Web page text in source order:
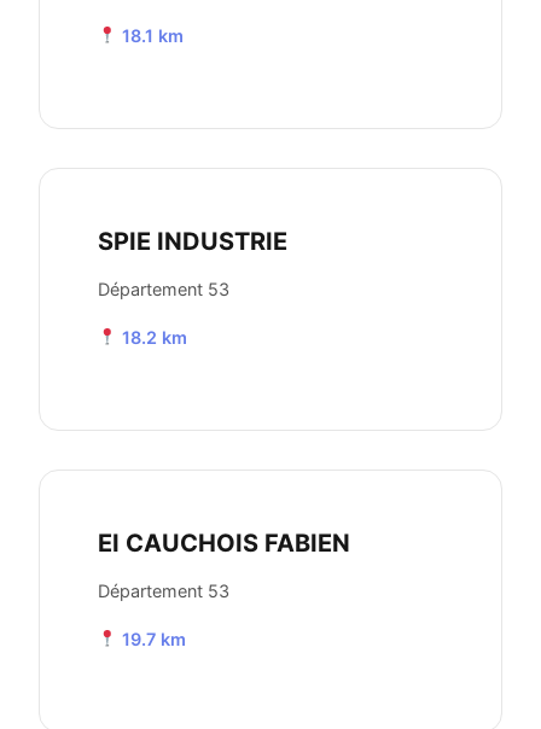
18.1 km
SPIE INDUSTRIE
Département 53
18.2 km
EI CAUCHOIS FABIEN
Département 53
19.7 km